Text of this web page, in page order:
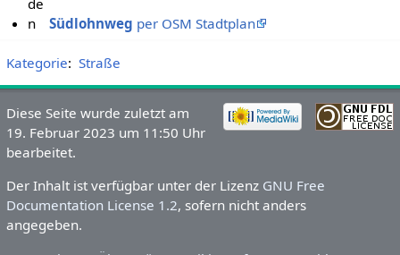
de
n
Südlohnweg per OSM Stadtplan
Kategorie: Straße
Diese Seite wurde zuletzt am
19. Februar 2023 um 11:50 Uhr
bearbeitet.
Der Inhalt ist verfügbar unter der Lizenz GNU Free
Documentation License 1.2, sofern nicht anders
angegeben.